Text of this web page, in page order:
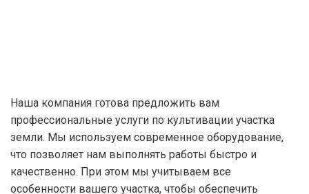
Наша компания готова предложить вам
профессиональные услуги по культивации участка
земли. Мы используем современное оборудование,
что позволяет нам выполнять работы быстро и
качественно. При этом мы учитываем все
особенности вашего участка, чтобы обеспечить